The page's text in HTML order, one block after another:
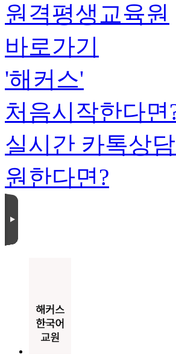
원격평생교육원
바로가기
'해커스'
처음시작한다면
실시간 카톡상
원한다면?